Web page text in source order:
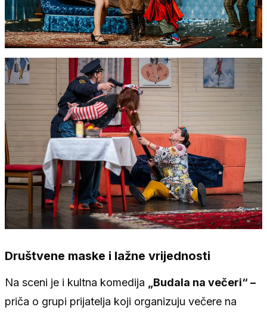
Društvene maske i lažne vrijednosti
Na sceni je i kultna komedija
„Budala na večeri“ –
priča o grupi prijatelja koji organizuju večere na